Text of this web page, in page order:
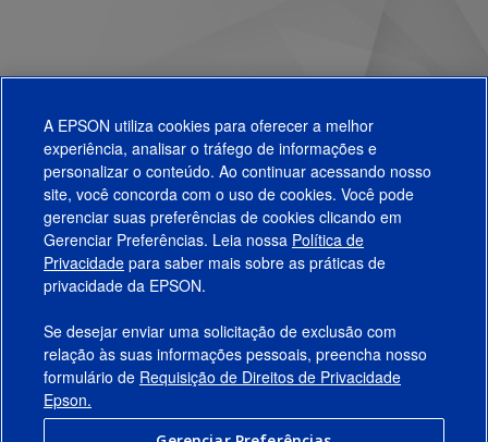
Produtos
Suporte
Links Sugeridos
Empresa
A EPSON utiliza cookies para oferecer a melhor
experiência, analisar o tráfego de informações e
personalizar o conteúdo. Ao continuar acessando nosso
site, você concorda com o uso de cookies. Você pode
gerenciar suas preferências de cookies clicando em
Gerenciar Preferências. Leia nossa Política de
Privacidade para saber mais sobre as práticas de
privacidade da EPSON.
Se desejar enviar uma solicitação de exclusão com
relação às suas informações pessoais, preencha nosso
formulário de Requisição de Direitos de Privacidade
Epson.